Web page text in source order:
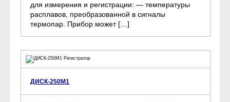
для измерения и регистрации: — температуры
расплавов, преобразованной в сигналы
термопар. Прибор может […]
ДИСК-250М1